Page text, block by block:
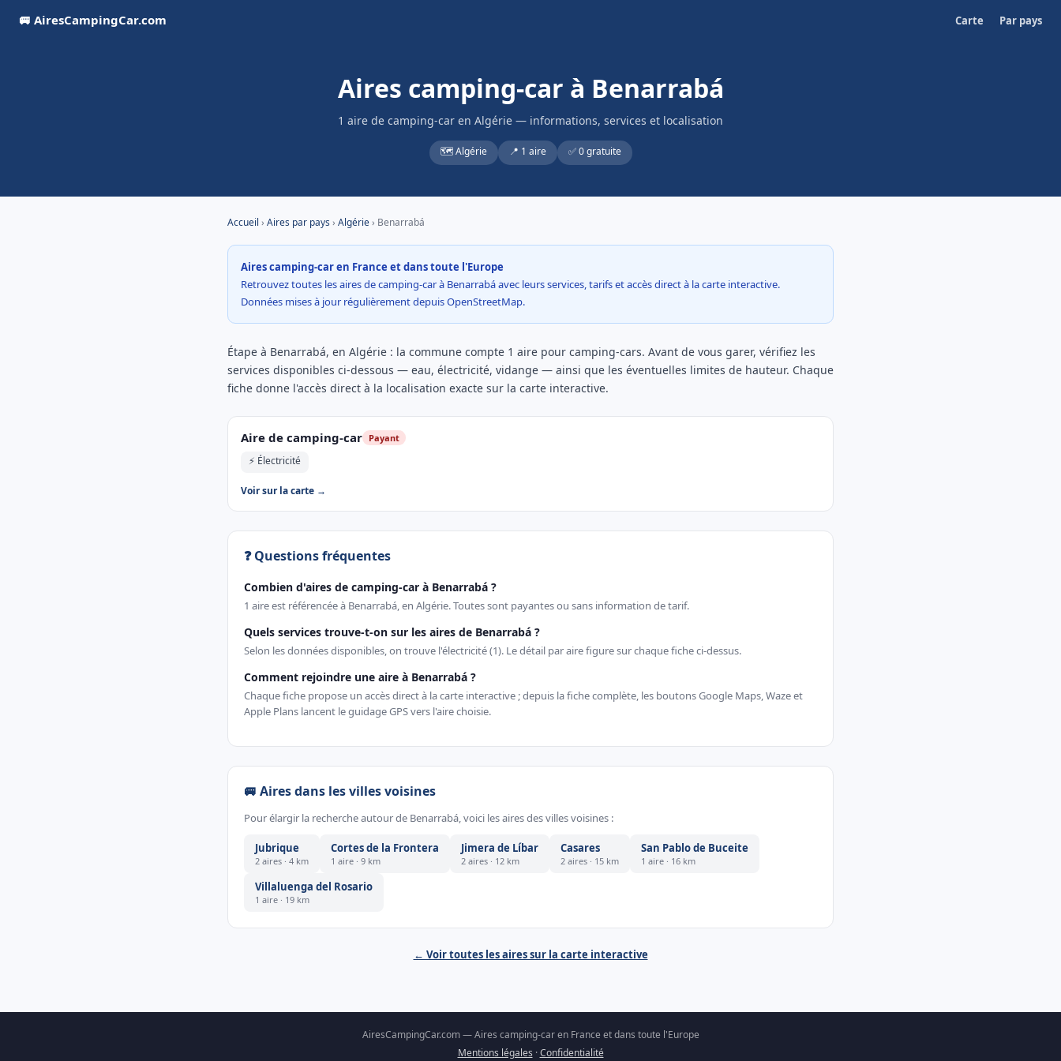
🚐 AiresCampingCar.com Carte Par pays
Aires camping-car à Benarrabá
1 aire de camping-car en Algérie — informations, services et localisation
🗺️ Algérie 📍 1 aire ✅ 0 gratuite
Accueil › Aires par pays› Algérie› Benarrabá
Aires camping-car en France et dans toute l'Europe
Retrouvez toutes les aires de camping-car à Benarrabá avec leurs services, tarifs et accès direct à la carte interactive.
Données mises à jour régulièrement depuis OpenStreetMap.
Étape à Benarrabá, en Algérie : la commune compte 1 aire pour camping-cars. Avant de vous garer, vérifiez les
services disponibles ci-dessous — eau, électricité, vidange — ainsi que les éventuelles limites de hauteur. Chaque
fiche donne l'accès direct à la localisation exacte sur la carte interactive.
Aire de camping-car Payant
⚡ Électricité
Voir sur la carte →
❓ Questions fréquentes
Combien d'aires de camping-car à Benarrabá ?
1 aire est référencée à Benarrabá, en Algérie. Toutes sont payantes ou sans information de tarif.
Quels services trouve-t-on sur les aires de Benarrabá ?
Selon les données disponibles, on trouve l'électricité (1). Le détail par aire figure sur chaque fiche ci-dessus.
Comment rejoindre une aire à Benarrabá ?
Chaque fiche propose un accès direct à la carte interactive ; depuis la fiche complète, les boutons Google Maps, Waze et
Apple Plans lancent le guidage GPS vers l'aire choisie.
🚐 Aires dans les villes voisines
Pour élargir la recherche autour de Benarrabá, voici les aires des villes voisines :
Jubrique
2 aires · 4 km
Cortes de la Frontera
1 aire · 9 km
Jimera de Líbar
2 aires · 12 km
Casares
2 aires · 15 km
San Pablo de Buceite
1 aire · 16 km
Villaluenga del Rosario
1 aire · 19 km
← Voir toutes les aires sur la carte interactive
AiresCampingCar.com — Aires camping-car en France et dans toute l'Europe
Mentions légales ·Confidentialité